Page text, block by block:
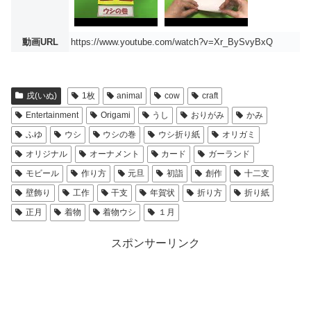
動画URL https://www.youtube.com/watch?v=Xr_BySvyBxQ
戌(いぬ) 1枚 animal cow
craft
Entertainment
Origami うし おりがみ
かみ
ふゆ
ウシ ウシの巻 ウシ折り紙
オリガミ
オリジナル
オーナメント カード
ガーランド
モビール
作り方 元旦 初詣 創作
十二支
壁飾り
工作 干支 年賀状 折り方
折り紙
正月
着物 着物ウシ １月
スポンサーリンク